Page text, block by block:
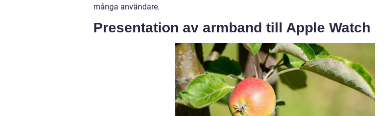
många användare.
Presentation av armband till Apple Watch